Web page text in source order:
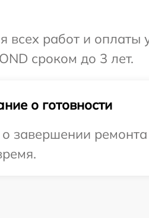
всех работ и
сроком до 3 лет.
о готовности
ремонта